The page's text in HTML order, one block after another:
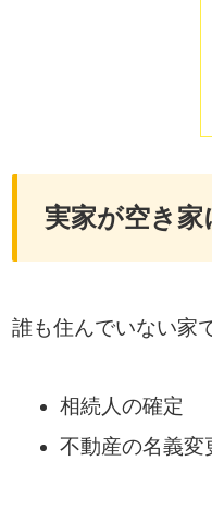
実家が空き
誰も住んでいない家
相続人の確定
不動産の名義変